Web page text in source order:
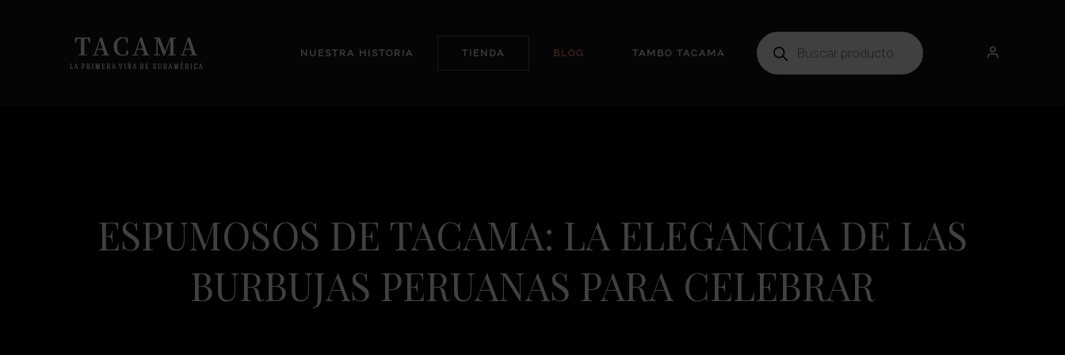
NUESTRA HISTORIA TIENDA BLOG TAMBO TACAMA
ESPUMOSOS DE TACAMA: LA ELEGANCIA DE LAS
BURBUJAS PERUANAS PARA CELEBRAR